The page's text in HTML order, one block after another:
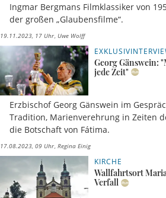
Ingmar Bergmans Filmklassiker von
der großen „Glaubensfilme“.
19.11.2023, 17 Uhr Uwe Wolff
Georg Gänswein:
jede Zeit"
Erzbischof Georg Gänswein im
Tradition, Marienverehrung in Zeiten
die Botschaft von Fátima.
17.08.2023, 09 Uhr Regina Einig
KIRCHE
Wallfahrtsort
Verfall